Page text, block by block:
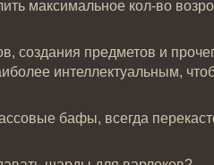
максимальное кол-во
создания предметов и
интеллектуальным,
бафы, всегда